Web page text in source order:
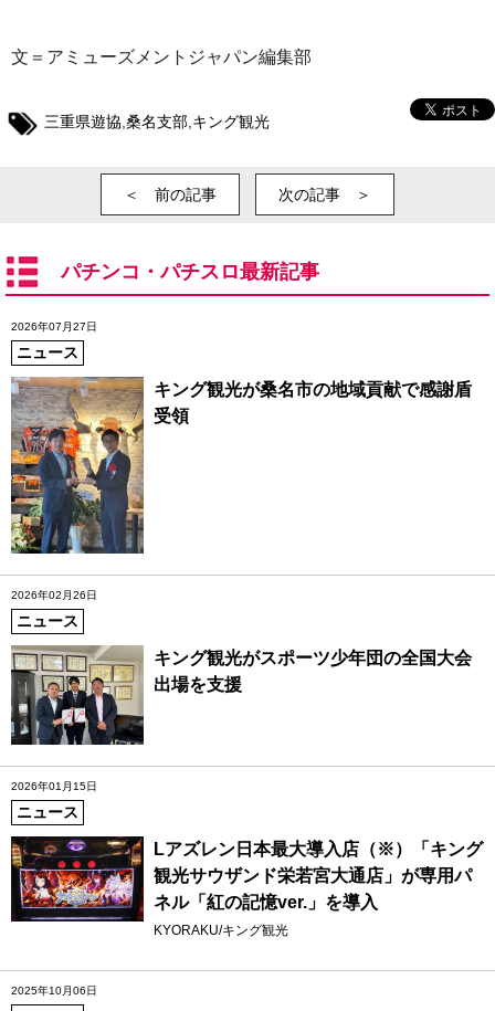
文＝アミューズメントジャパン編集部
三重県遊協 桑名支部 キング観光
＜ 前の記事 次の記事 ＞
パチンコ・パチスロ最新記事
2026年07月27日
ニュース
キング観光が桑名市の地域貢献で感謝盾
受領
2026年02月26日
ニュース
キング観光がスポーツ少年団の全国大会
出場を支援
2026年01月15日
ニュース
Lアズレン日本最大導入店（※）「キング
観光サウザンド栄若宮大通店」が専用パ
ネル「紅の記憶ver.」を導入
KYORAKU/キング観光
2025年10月06日